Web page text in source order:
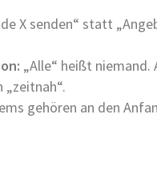
X senden“ statt
„Alle“ heißt
„zeitnah“.
gehören an den